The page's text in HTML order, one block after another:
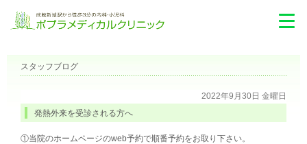
スタッフブログ
2022年9月30日 金曜日
発熱外来を受診される方へ
①当院のホームページのweb予約で順番予約をお取り下さい。